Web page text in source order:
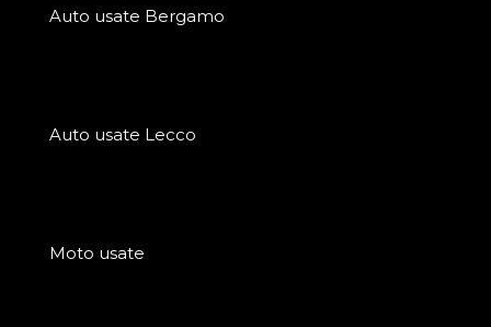
Auto usate Bergamo
Auto usate Lecco
Moto usate